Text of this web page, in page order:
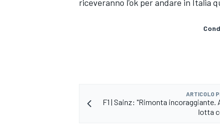
riceveranno l'ok per andare in Italia
ARTICOLO
F1 | Sainz: "Rimonta incoraggiante.
lotta